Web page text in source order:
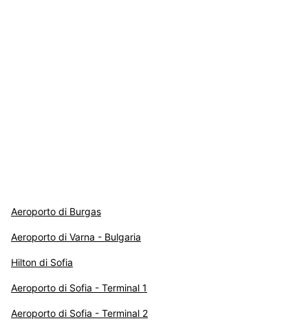
Aeroporto di Burgas
Aeroporto di Varna - Bulgaria
Hilton di Sofia
Aeroporto di Sofia - Terminal 1
Aeroporto di Sofia - Terminal 2